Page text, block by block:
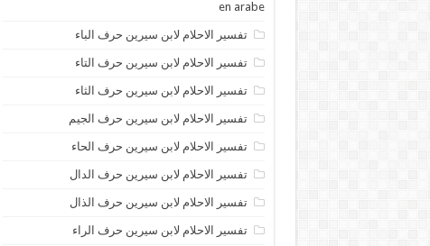
en arabe
تفسير الاحلام لابن سيرين حرف الباء
تفسير الاحلام لابن سيرين حرف التاء
تفسير الاحلام لابن سيرين حرف الثاء
تفسير الاحلام لابن سيرين حرف الجيم
تفسير الاحلام لابن سيرين حرف الحاء
تفسير الاحلام لابن سيرين حرف الدال
تفسير الاحلام لابن سيرين حرف الذال
تفسير الاحلام لابن سيرين حرف الراء